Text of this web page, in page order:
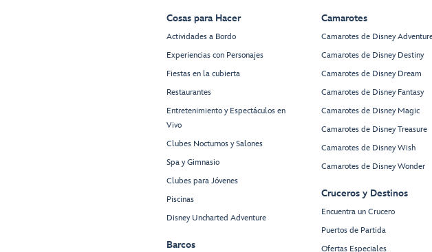
Cosas para Hacer
Actividades a Bordo
Experiencias con Personajes
Fiestas en la cubierta
Restaurantes
Entretenimiento y Espectáculos en
Vivo
Clubes Nocturnos y Salones
Spa y Gimnasio
Clubes para Jóvenes
Piscinas
Disney Uncharted Adventure
Barcos
Camarotes
Camarotes de Disney
Camarotes de Disney Destiny
Camarotes de Disney Dream
Camarotes de Disney Fantasy
Camarotes de Disney Magic
Camarotes de Disney Treasure
Camarotes de Disney Wish
Camarotes de Disney Wonder
Cruceros y Destinos
Encuentra un Crucero
Puertos de Partida
Ofertas Especiales